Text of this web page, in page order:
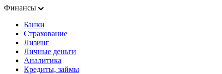
Финансы
Банки
Страхование
Лизинг
Личные деньги
Аналитика
Кредиты, займы